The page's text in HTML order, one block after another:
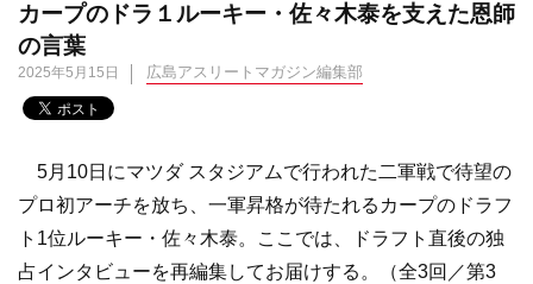
カープのドラ１ルーキー・佐々木泰を支えた恩師
の言葉
2025年5月15日 広島アスリートマガジン編集部
5月10日にマツダ スタジアムで行われた二軍戦で待望の
プロ初アーチを放ち、一軍昇格が待たれるカープのドラフ
ト1位ルーキー・佐々木泰。ここでは、ドラフト直後の独
占インタビューを再編集してお届けする。（全3回／第3